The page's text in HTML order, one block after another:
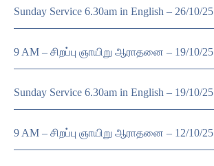
Sunday Service 6.30am in English – 26/10/25
9 AM – சிறப்பு ஞாயிறு ஆராதனை – 19/10/25
Sunday Service 6.30am in English – 19/10/25
9 AM – சிறப்பு ஞாயிறு ஆராதனை – 12/10/25